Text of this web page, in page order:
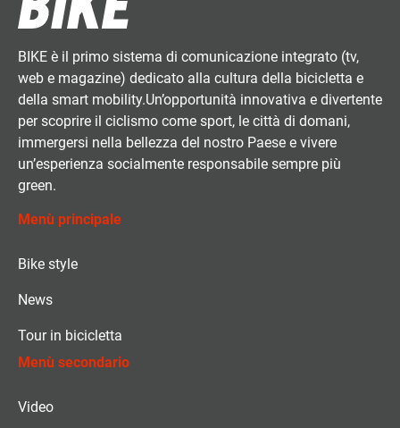
BIKE è il primo sistema di comunicazione integrato (tv,
web e magazine) dedicato alla cultura della bicicletta e
della smart mobility.Un’opportunità innovativa e divertente
per scoprire il ciclismo come sport, le città di domani,
immergersi nella bellezza del nostro Paese e vivere
un’esperienza socialmente responsabile sempre più
green.
Menù principale
Bike style
News
Tour in bicicletta
Menù secondario
Video